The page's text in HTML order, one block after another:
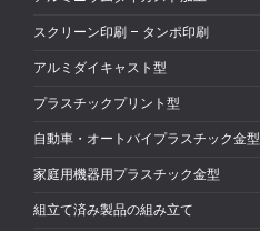
スクリーン印刷 – タンポ印刷
アルミダイキャスト型
プラスチックプリント型
自動車・オートバイプラスチック金型
家庭用機器用プラスチック金型
組立て済み製品の組み立て